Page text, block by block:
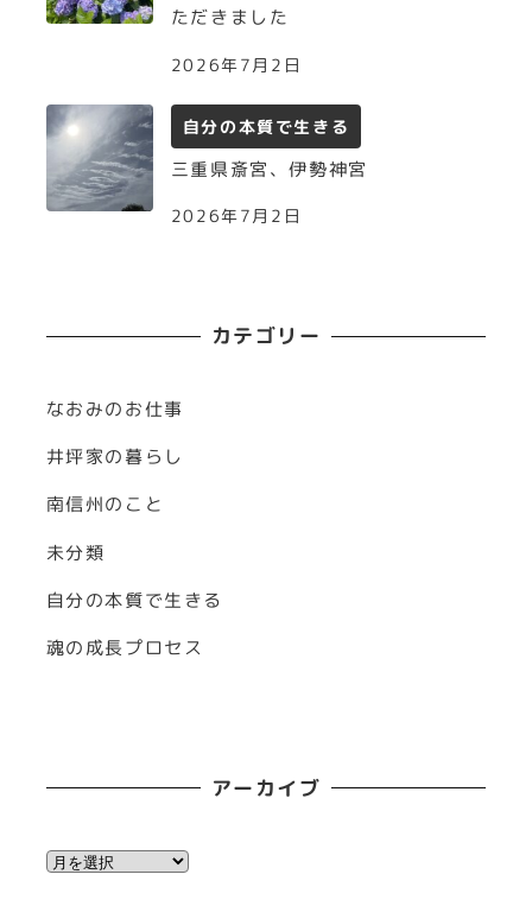
ただきました
2026年7月2日
自分の本質で生きる
三重県斎宮、伊勢神宮
2026年7月2日
カテゴリー
なおみのお仕事
井坪家の暮らし
南信州のこと
未分類
自分の本質で生きる
魂の成長プロセス
アーカイブ
ア